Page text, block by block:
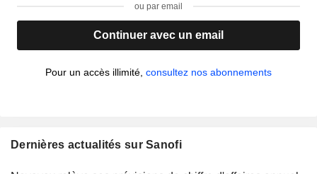
ou par email
Continuer avec un email
Pour un accès illimité, consultez nos abonnements
Dernières actualités sur Sanofi